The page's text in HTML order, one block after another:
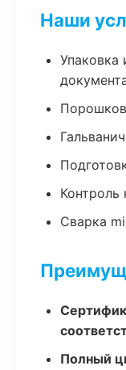
Наши
Упаковка
Контроль
Сварка
Полный